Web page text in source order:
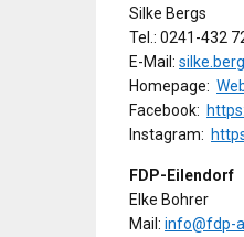
Silke Bergs
Tel.: 0241-432
E-Mail:
Homepage:
Facebook:
Instagram:
FDP-Eilendorf
Elke Bohrer
Mail: info@fdp-